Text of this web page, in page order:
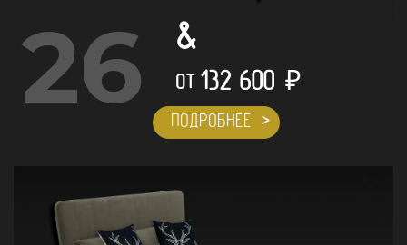
26 &
ОТ 132 600 ₽
ПОДРОБНЕЕ